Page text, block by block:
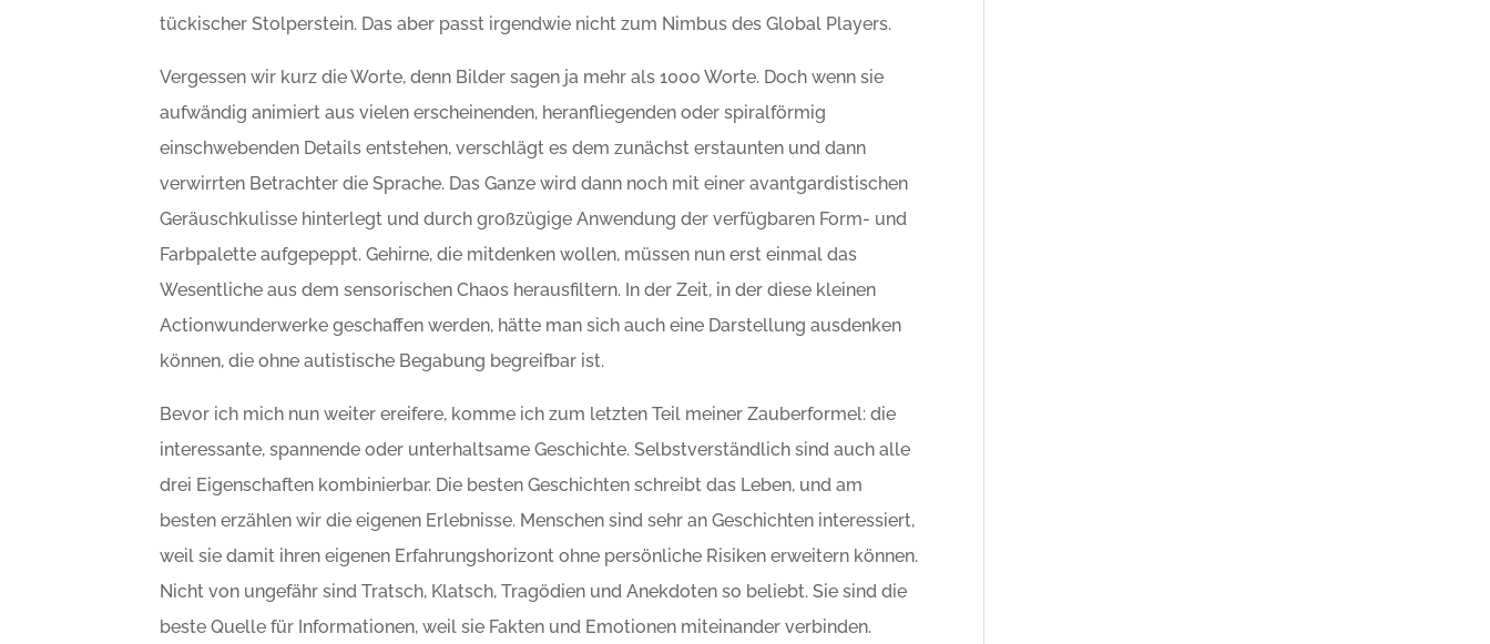
tückischer Stolperstein. Das aber passt irgendwie nicht zum Nimbus des Global Players.
Vergessen wir kurz die Worte, denn Bilder sagen ja mehr als 1000 Worte. Doch wenn sie
aufwändig animiert aus vielen erscheinenden, heranfliegenden oder spiralförmig
einschwebenden Details entstehen, verschlägt es dem zunächst erstaunten und dann
verwirrten Betrachter die Sprache. Das Ganze wird dann noch mit einer avantgardistischen
Geräuschkulisse hinterlegt und durch großzügige Anwendung der verfügbaren Form- und
Farbpalette aufgepeppt. Gehirne, die mitdenken wollen, müssen nun erst einmal das
Wesentliche aus dem sensorischen Chaos herausfiltern. In der Zeit, in der diese kleinen
Actionwunderwerke geschaffen werden, hätte man sich auch eine Darstellung ausdenken
können, die ohne autistische Begabung begreifbar ist.
Bevor ich mich nun weiter ereifere, komme ich zum letzten Teil meiner Zauberformel: die
interessante, spannende oder unterhaltsame Geschichte. Selbstverständlich sind auch alle
drei Eigenschaften kombinierbar. Die besten Geschichten schreibt das Leben, und am
besten erzählen wir die eigenen Erlebnisse. Menschen sind sehr an Geschichten interessiert,
weil sie damit ihren eigenen Erfahrungshorizont ohne persönliche Risiken erweitern können.
Nicht von ungefähr sind Tratsch, Klatsch, Tragödien und Anekdoten so beliebt. Sie sind die
beste Quelle für Informationen, weil sie Fakten und Emotionen miteinander verbinden.